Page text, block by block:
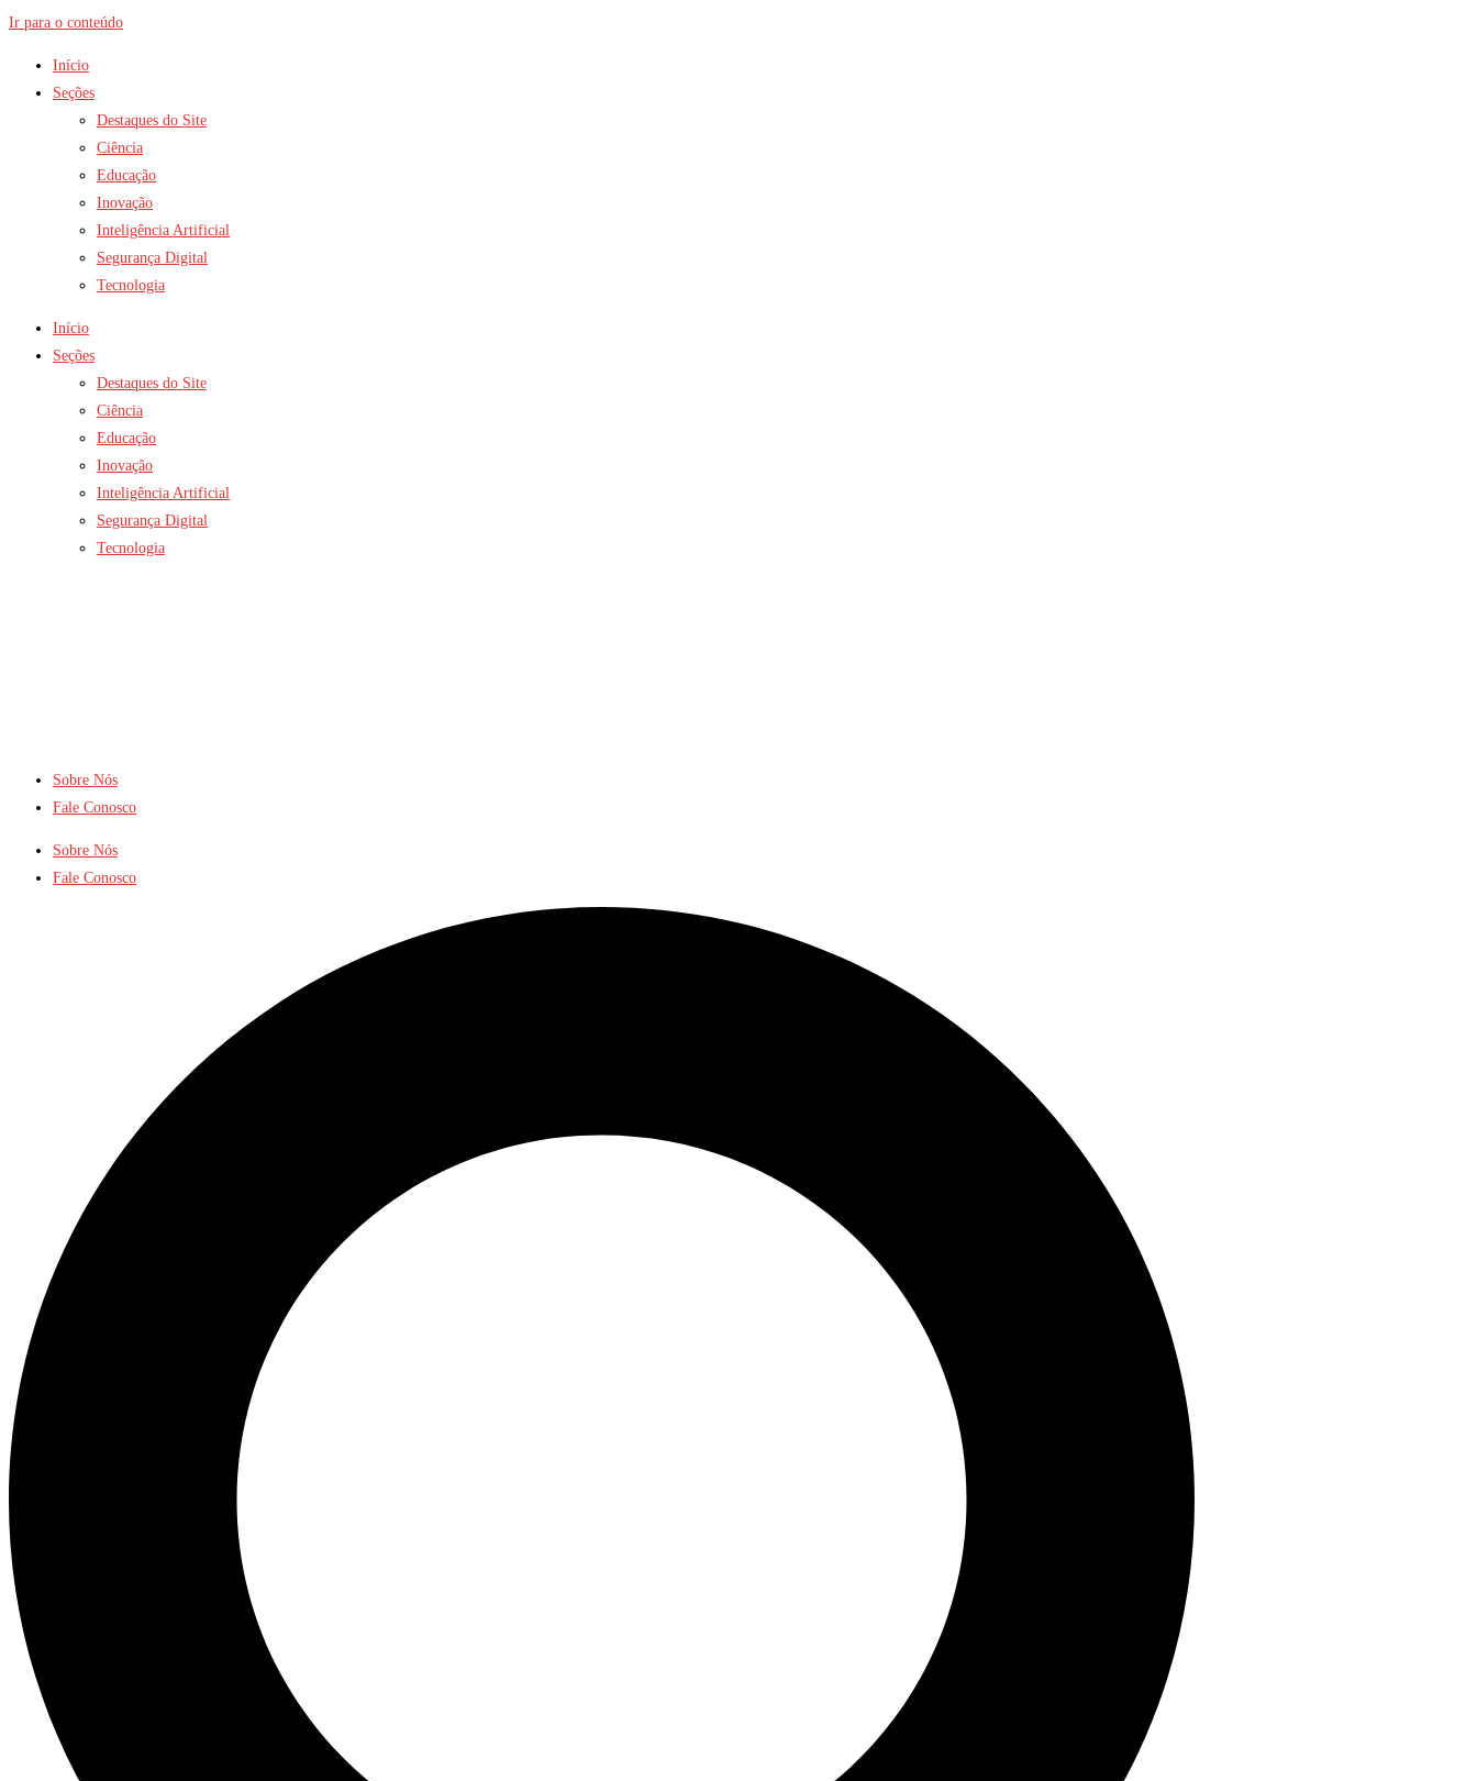
Ir para o conteúdo
Início
Seções
Destaques do Site
Ciência
Educação
Inovação
Inteligência Artificial
Segurança Digital
Tecnologia
Início
Seções
Destaques do Site
Ciência
Educação
Inovação
Inteligência Artificial
Segurança Digital
Tecnologia
Sobre Nós
Fale Conosco
Sobre Nós
Fale Conosco